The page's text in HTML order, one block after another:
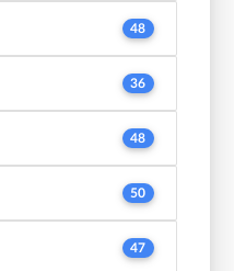
48
36
48
50
47